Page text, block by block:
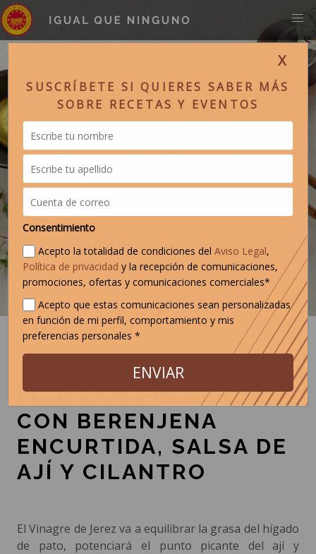
FOIE A LA PARRILLA
CON BERENJENA
ENCURTIDA, SALSA DE
AJÍ Y CILANTRO
El Vinagre de Jerez va a equilibrar la grasa del hígado
de pato, potenciará el punto picante del ají y
X
SUSCRÍBETE SI QUIERES SABER MÁS
SOBRE RECETAS Y EVENTOS
Consentimiento
Acepto la totalidad de condiciones delAviso Legal,
Política de privacidad y la recepción de comunicaciones,
promociones, ofertas y comunicaciones comerciales*
Acepto que estas comunicaciones sean personalizadas
en función de mi perfil, comportamiento y mis
preferencias personales *
ENVIAR